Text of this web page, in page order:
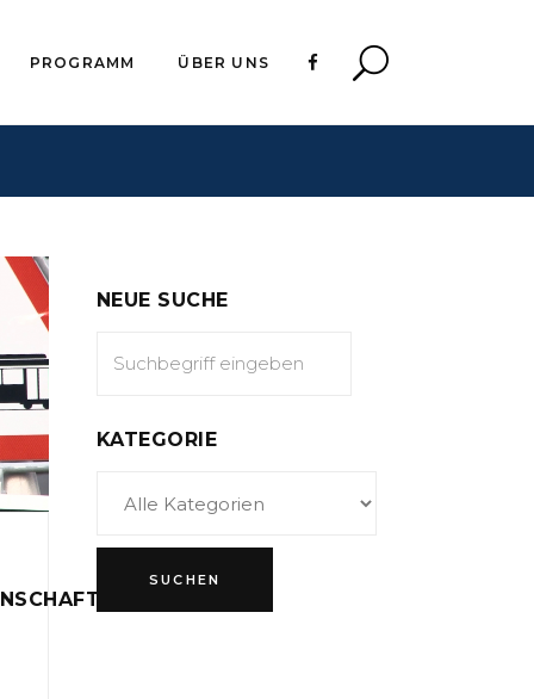
PROGRAMM ÜBER UNS
NEUE SUCHE
KATEGORIE